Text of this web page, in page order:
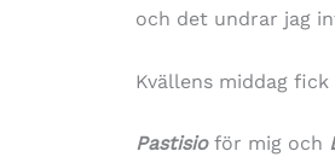
och det undrar jag
Kvällens middag
Pastisioför mig och